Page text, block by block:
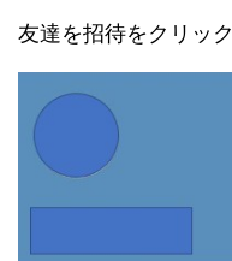
友達を招待をクリック